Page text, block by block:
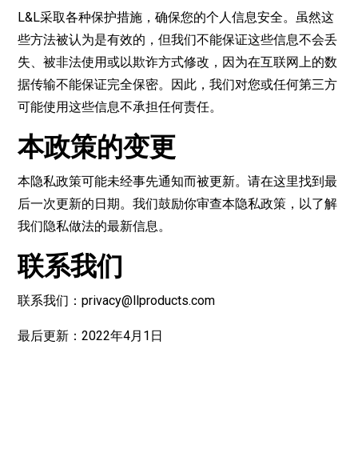
L&L采取各种保护措施，确保您的个人信息安全。虽然这
些方法被认为是有效的，但我们不能保证这些信息不会丢
失、被非法使用或以欺诈方式修改，因为在互联网上的数
据传输不能保证完全保密。因此，我们对您或任何第三方
可能使用这些信息不承担任何责任。
本政策的变更
本隐私政策可能未经事先通知而被更新。请在这里找到最
后一次更新的日期。我们鼓励你审查本隐私政策，以了解
我们隐私做法的最新信息。
联系我们
联系我们：privacy@llproducts.com
最后更新：2022年4月1日